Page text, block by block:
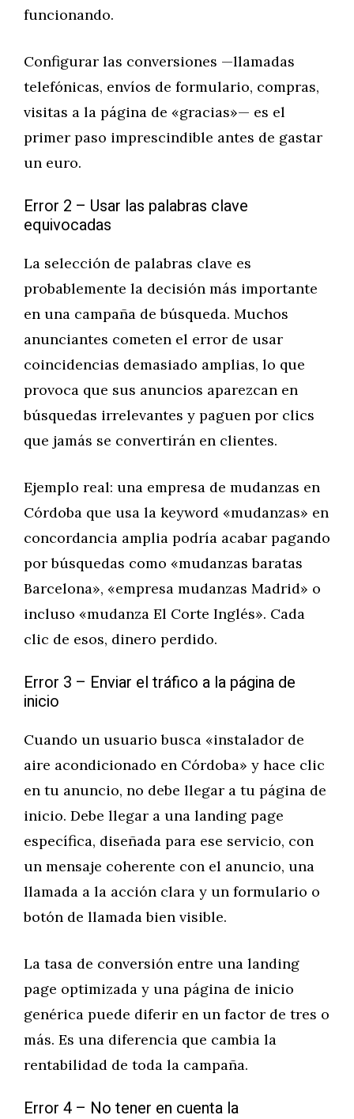
funcionando.
Configurar las conversiones —llamadas
telefónicas, envíos de formulario, compras,
visitas a la página de «gracias»— es el
primer paso imprescindible antes de gastar
un euro.
Error 2 – Usar las palabras clave
equivocadas
La selección de palabras clave es
probablemente la decisión más importante
en una campaña de búsqueda. Muchos
anunciantes cometen el error de usar
coincidencias demasiado amplias, lo que
provoca que sus anuncios aparezcan en
búsquedas irrelevantes y paguen por clics
que jamás se convertirán en clientes.
Ejemplo real: una empresa de mudanzas en
Córdoba que usa la keyword «mudanzas» en
concordancia amplia podría acabar pagando
por búsquedas como «mudanzas baratas
Barcelona», «empresa mudanzas Madrid» o
incluso «mudanza El Corte Inglés». Cada
clic de esos, dinero perdido.
Error 3 – Enviar el tráfico a la página de
inicio
Cuando un usuario busca «instalador de
aire acondicionado en Córdoba» y hace clic
en tu anuncio, no debe llegar a tu página de
inicio. Debe llegar a una landing page
específica, diseñada para ese servicio, con
un mensaje coherente con el anuncio, una
llamada a la acción clara y un formulario o
botón de llamada bien visible.
La tasa de conversión entre una landing
page optimizada y una página de inicio
genérica puede diferir en un factor de tres o
más. Es una diferencia que cambia la
rentabilidad de toda la campaña.
Error 4 – No tener en cuenta la